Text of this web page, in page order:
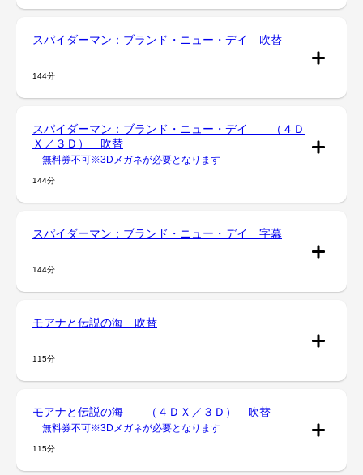
スパイダーマン：ブランド・ニュー・デイ 吹替
144分
スパイダーマン：ブランド・ニュー・デイ （４Ｄ
Ｘ／３Ｄ） 吹替
無料券不可※3Dメガネが必要となります
144分
スパイダーマン：ブランド・ニュー・デイ 字幕
144分
モアナと伝説の海 吹替
115分
モアナと伝説の海 （４ＤＸ／３Ｄ） 吹替
無料券不可※3Dメガネが必要となります
115分